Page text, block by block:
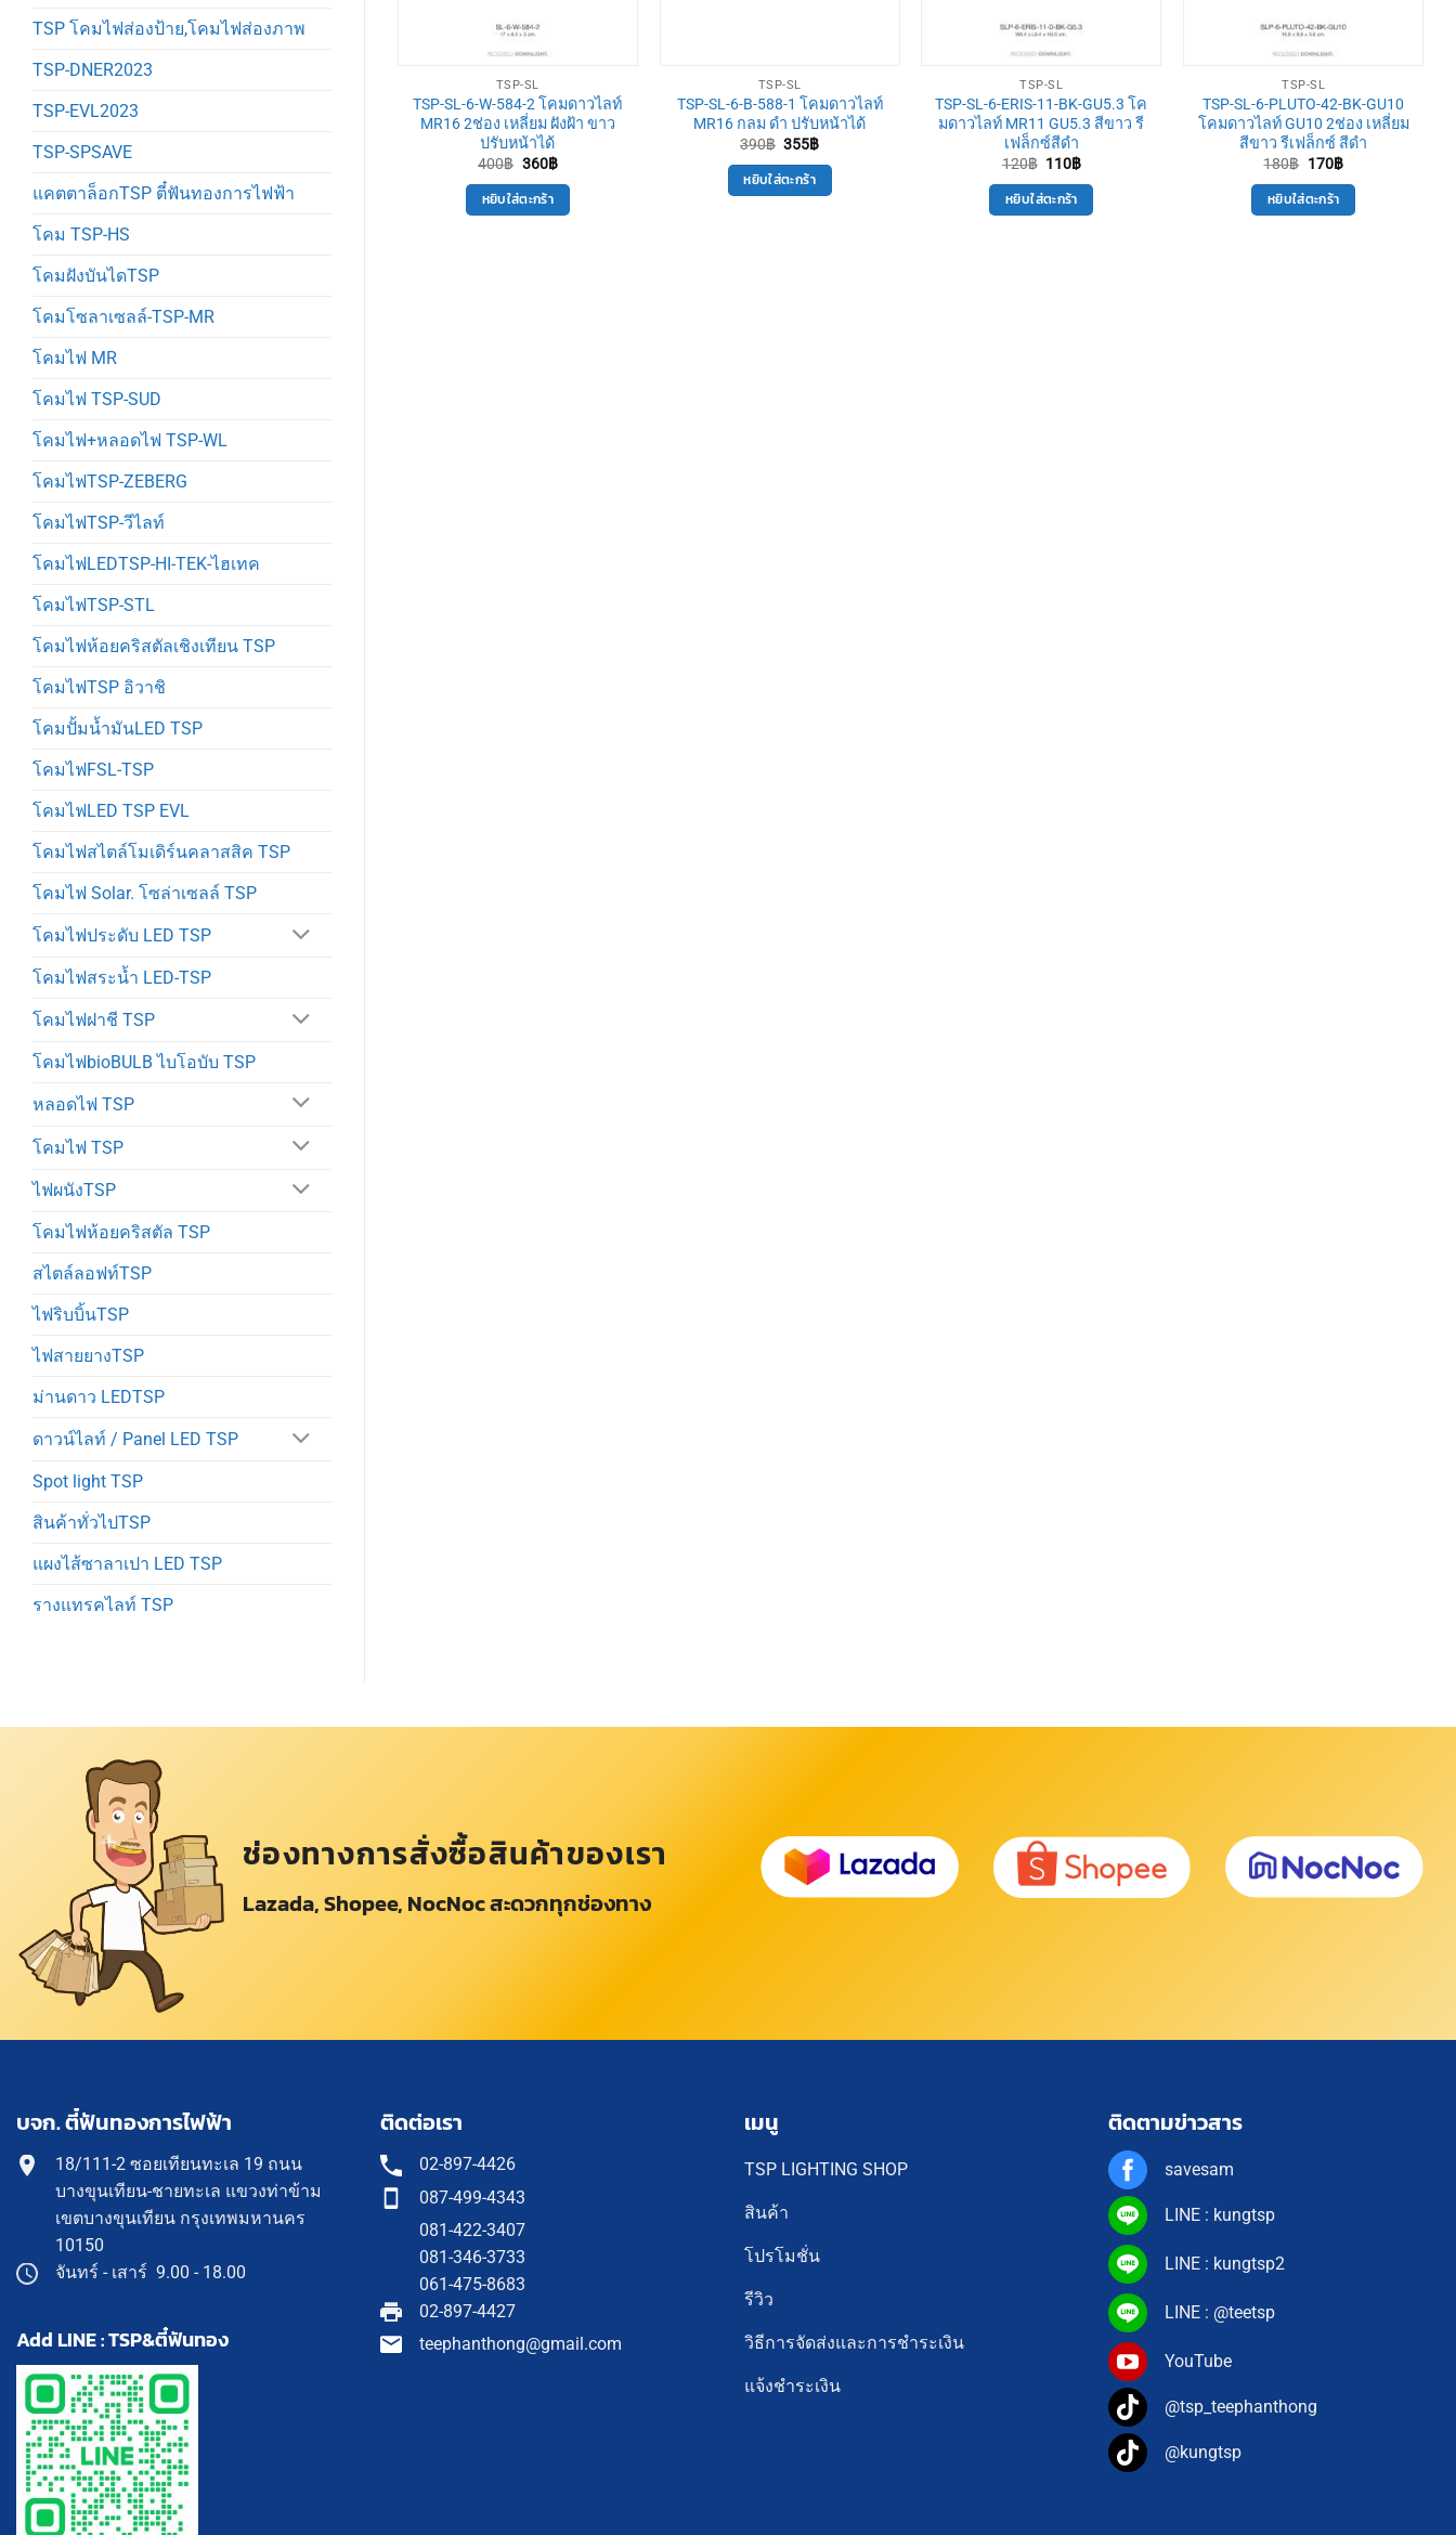
TSP โคมไฟส่องป้าย,โคมไฟส่องภาพ
TSP-DNER2023
TSP-EVL2023
TSP-SPSAVE
แคตตาล็อกTSP ตี๋ฟันทองการไฟฟ้า
โคม TSP-HS
โคมฝังบันไดTSP
โคมโซลาเซลล์-TSP-MR
โคมไฟ MR
โคมไฟ TSP-SUD
โคมไฟ+หลอดไฟ TSP-WL
โคมไฟTSP-ZEBERG
โคมไฟTSP-วีไลท์
โคมไฟLEDTSP-HI-TEK-ไฮเทค
โคมไฟTSP-STL
โคมไฟห้อยคริสตัลเชิงเทียน TSP
โคมไฟTSP อิวาชิ
โคมปั้มน้ำมันLED TSP
โคมไฟFSL-TSP
โคมไฟLED TSP EVL
โคมไฟสไตล์โมเดิร์นคลาสสิค TSP
โคมไฟ Solar. โซล่าเซลล์ TSP
โคมไฟประดับ LED TSP
โคมไฟสระน้ำ LED-TSP
โคมไฟฝาชี TSP
โคมไฟbioBULB ไบโอบับ TSP
หลอดไฟ TSP
โคมไฟ TSP
ไฟผนังTSP
โคมไฟห้อยคริสตัล TSP
สไตล์ลอฟท์TSP
ไฟริบบิ้นTSP
ไฟสายยางTSP
ม่านดาว LEDTSP
ดาวน์ไลท์ / Panel LED TSP
Spot light TSP
สินค้าทั่วไปTSP
แผงไส้ซาลาเปา LED TSP
รางแทรคไลท์ TSP
TSP-SL
TSP-SL-6-W-584-2 โคมดาวไลท์
MR16 2ช่อง เหลี่ยม ฝังฝ้า ขาว
ปรับหน้าได้
400฿ Original
was:
400฿.
360฿Current
is:
360฿.
หยิบใส่ตะกร้า
TSP-SL
TSP-SL-6-B-588-1 โคมดาวไลท์
MR16 กลม ดำ ปรับหน้าได้
390฿ Original
was:
390฿.
355฿Current
is:
355฿.
หยิบใส่ตะกร้า
TSP-SL
TSP-SL-6-ERIS-11-BK-GU5.3 โค
มดาวไลท์ MR11 GU5.3 สีขาว รี
เฟล็กซ์สีดำ
120฿ Original
was:
120฿.
110฿Current
is:
110฿.
หยิบใส่ตะกร้า
TSP-SL
TSP-SL-6-PLUTO-42-BK-GU10
โคมดาวไลท์ GU10 2ช่อง เหลี่ยม
สีขาว รีเฟล็กซ์ สีดำ
180฿ Original
was:
180฿.
170฿Current
is:
170฿.
หยิบใส่ตะกร้า
W-4-15W-
แสงวอร์ม
Current
is:
was:
หยิบใส่ตะกร้า
ช่องทางการสั่งซื้อสินค้าของเรา
Lazada, Shopee, NocNoc สะดวกทุกช่องทาง
บจก. ตี๋ฟันทองการไฟฟ้า
18/111-2 ซอยเทียนทะเล 19 ถนน
บางขุนเทียน-ชายทะเล แขวงท่าข้าม
เขตบางขุนเทียน กรุงเทพมหานคร
10150
จันทร์ - เสาร์ 9.00 - 18.00
Add LINE : TSP&ตี๋ฟันทอง
ติดต่อเรา
02-897-4426
087-499-4343
081-422-3407
081-346-3733
061-475-8683
02-897-4427
teephanthong@gmail.com
เมนู
TSP LIGHTING SHOP
สินค้า
โปรโมชั่น
รีวิว
วิธีการจัดส่งและการชำระเงิน
แจ้งชำระเงิน
ติดตามข่าวสาร
savesam
LINE : kungtsp
LINE : kungtsp2
LINE : @teetsp
YouTube
@tsp_teephanthong
@kungtsp